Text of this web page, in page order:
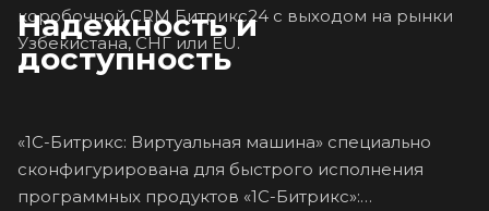
коробочной CRM Битрикс24 с выходом на рынки
Узбекистана, СНГ или EU.
Надежность и
доступность
«1C-Битрикс: Виртуальная машина» специально
сконфигурирована для быстрого исполнения
программных продуктов «1С-Битрикс»: